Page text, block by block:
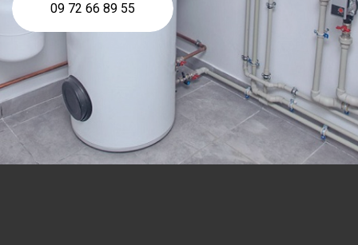
09 72 66 89 55